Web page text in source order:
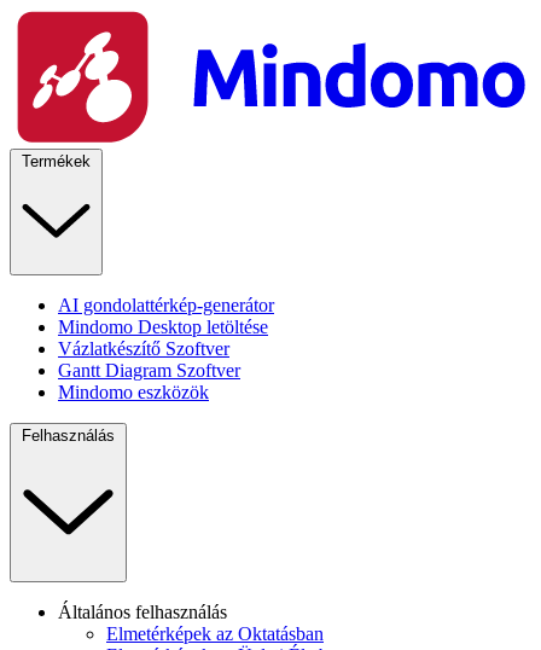
Termékek
AI gondolattérkép-generátor
Mindomo Desktop letöltése
Vázlatkészítő Szoftver
Gantt Diagram Szoftver
Mindomo eszközök
Felhasználás
Általános felhasználás
Elmetérképek az Oktatásban